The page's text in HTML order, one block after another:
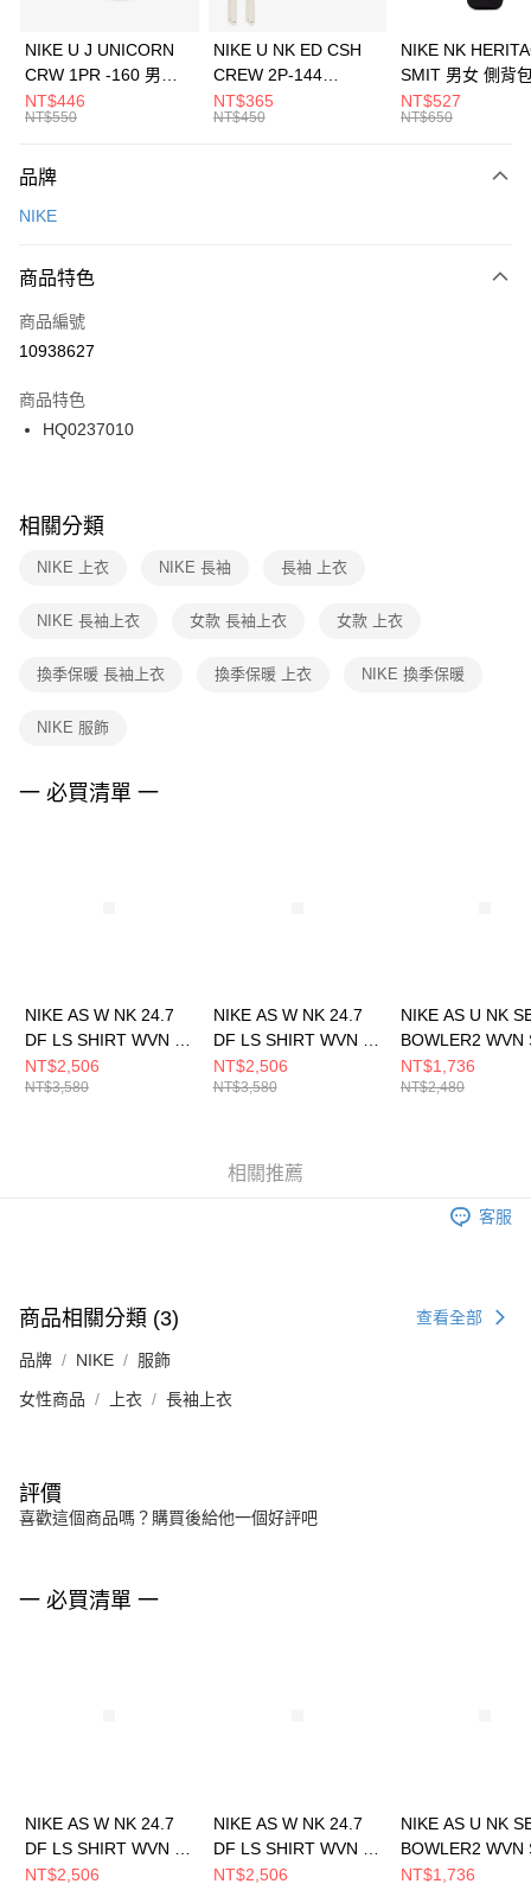
元大商業銀行
台灣樂天信用卡公司
全盈+PAY
AFTEE先享後付
【關於「AFTEE先享後付」】
便利好安心！
３．安心：先確認商品／服務後，再付款。
【「AFTEE先享後付」結帳流程】
１．於結帳方式選擇「AFTEE先享後付」後，將跳轉至「AFTEE先享後付」
２．訂單成立數日內，您將收到繳費通知簡訊。
３．收到繳費通知簡訊後14天內，點擊此簡訊中的連結，可透過四大超商／
ATM／網路銀行／等多元方式進行付款，方視為交易完成。
※ 交易是否成功請以「AFTEE先享後付 」之結帳頁面顯示為準，若有關於
是否繳費成功／繳費後需取消欲退款等相關疑問，請聯繫「AFTEE先享後付
客戶支援中心」
https://netprotections.freshdesk.com/support/home
１．透過由恩沛科技股份有限公司提供之「AFTEE先享後付」服務完成之交
權轉讓予恩沛科技股份有限公司。
３．未成年的使用者請事先徵得法定代理人或監護人之同意方可使用
４．使用「AFTEE先享後付」時，將依據個別帳號之用戶狀況，依本公司即
運送方式
每筆NT$100，滿NT$1,500(含以上)免運費
宅配
每筆NT$100，滿NT$1,500(含以上)免運費
NIKE U J UNICORN
CRW 1PR -160 男女
中統襪 FZ3393100
NT$446
NT$550
NIKE U NK ED CSH
CREW 2P-144
EMBRDY 男女 短統襪
FZ3073133
NT$365
NT$450
NIKE NK
SMIT 男女 側背
BA5871010
NT$527
NT$650
品牌
NIKE
商品特色
商品編號
10938627
商品特色
HQ0237010
相關分類
NIKE 上衣 NIKE 長袖 長袖 上衣
NIKE 長袖上衣 女款 長袖上衣 女款 上衣
換季保暖 長袖上衣 換季保暖 上衣 NIKE 換季保暖
NIKE 服飾
一 必買清單 一
NIKE AS W NK 24.7
DF LS SHIRT WVN 女
長袖上衣 HQ0237104
NT$2,506
NT$3,580
NIKE AS W NK 24.7
DF LS SHIRT WVN 女
長袖上衣 HQ0237701
NT$2,506
NT$3,580
NIKE AS U NK
BOWLER2 WVN
男 短袖上衣
HJ2959010
NT$1,736
NT$2,480
相關推薦
客服
商品相關分類 (3) 查看全部
品牌 NIKE 服飾
女性商品 上衣 長袖上衣
評價
喜歡這個商品嗎？購買後給他一個好評吧
一 必買清單 一
NIKE AS W NK 24.7
DF LS SHIRT WVN 女
長袖上衣 HQ0237104
NT$2,506
NIKE AS W NK 24.7
DF LS SHIRT WVN 女
長袖上衣 HQ0237701
NT$2,506
NIKE AS U NK
BOWLER2 WVN
男 短袖上衣
NT$1,736